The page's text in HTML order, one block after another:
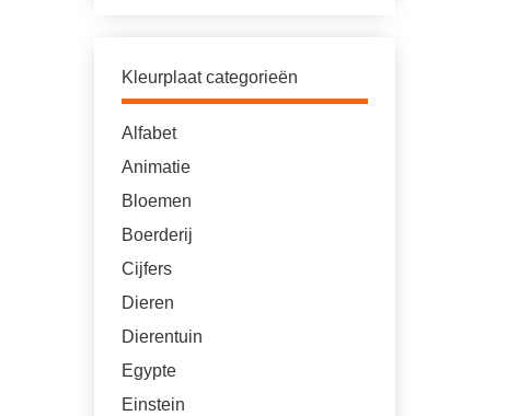
Kleurplaat categorieën
Alfabet
Animatie
Bloemen
Boerderij
Cijfers
Dieren
Dierentuin
Egypte
Einstein